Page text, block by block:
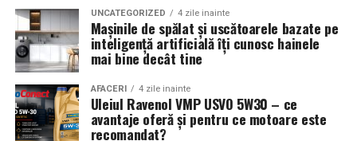
învață cum să reducă consumul nejustificat de
energie și materiale la bancul de lucru sau în birou.
Flexibilitate și adaptabilitate:Prin stăpânirea
tehnologiei, participanții devin mult mai flexibili și
se pot adapta rapid la cerințele schimburilor
tehnologice din companii.
Vineri, 7 august: 10:00 – 13:00
Ridicarea bratarilor inainte de festival se poate face
exclusiv de catre detinatorii de abonamente sau invitatii
de tip full pass.
Accesul in festival
UNCATEGORIZED 4 zile inainte
Mașinile de spălat și uscătoarele bazate pe
inteligență artificială îți cunosc hainele
mai bine decât tine
AFACERI 4 zile inainte
Uleiul Ravenol VMP USVO 5W30 – ce
avantaje oferă și pentru ce motoare este
recomandat?